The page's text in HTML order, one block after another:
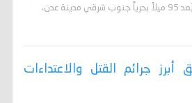
بلاغاً عن واقعة بحرية على بُعد 95 ميلاً بحرياً جنوب شرقي مدينة عدن،
جرائم القتل والاعتداءات